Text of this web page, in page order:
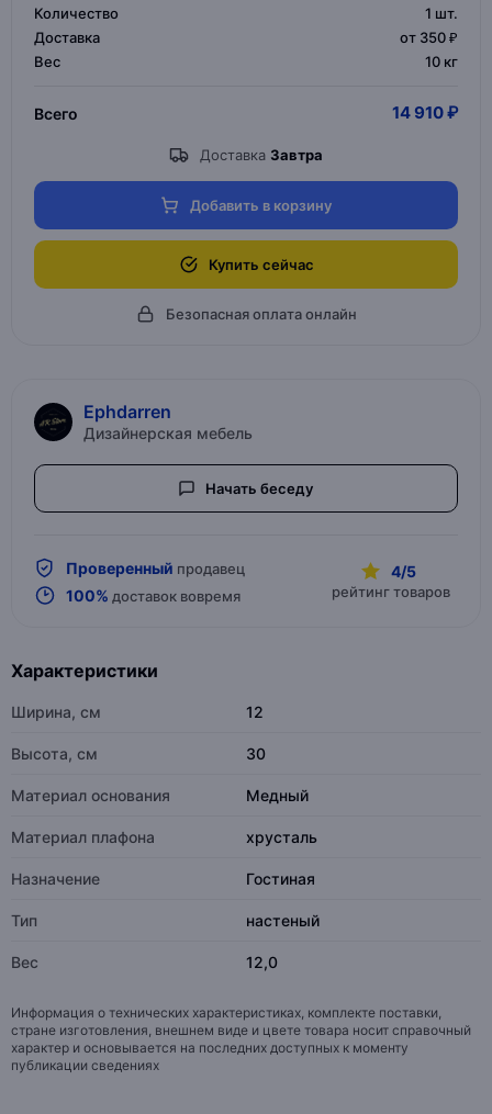
Количество 1 шт.
Доставка
от 350 ₽
Вес
10 кг
Всего 14 910 ₽
Доставка Завтра
Добавить в корзину
Купить сейчас
Безопасная оплата онлайн
Ephdarren
Дизайнерская мебель
Начать беседу
Проверенный продавец
100% доставок вовремя
4/5
рейтинг товаров
Характеристики
Ширина, см 12
Высота, см 30
Материал основания Медный
Материал плафона хрусталь
Назначение Гостиная
Тип настеный
Вес 12,0
Информация о технических характеристиках, комплекте поставки,
стране изготовления, внешнем виде и цвете товара носит справочный
характер и основывается на последних доступных к моменту
публикации сведениях